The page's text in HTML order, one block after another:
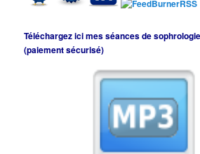
Téléchargez ici mes séances de
(paiement sécurisé)